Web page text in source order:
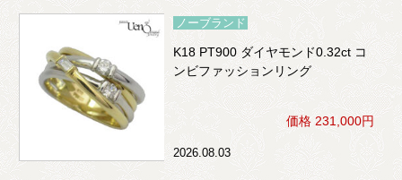
ノーブランド
K18 PT900 ダイヤモンド0.32ct コ
ンビファッションリング
価格 231,000円
2026.08.03